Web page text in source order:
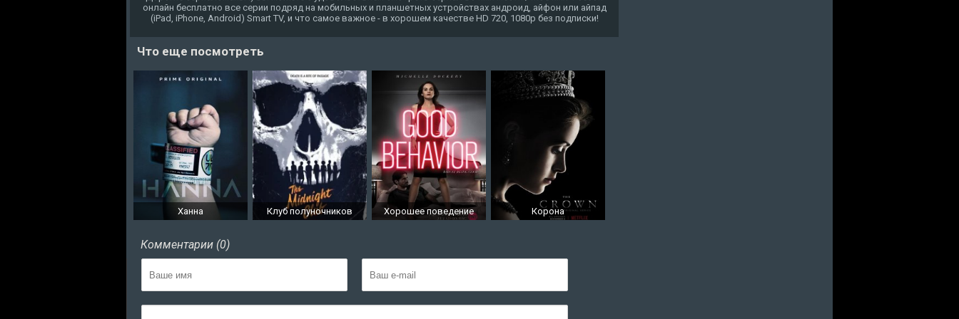
онлайн бесплатно все серии подряд на мобильных и планшетных устройствах андроид, айфон или айпад
(iPad, iPhone, Android) Smart TV, и что самое важное - в хорошем качестве HD 720, 1080p без подписки!
Что еще посмотреть
Ханна Клуб полуночников Хорошее поведение Корона
Комментарии (0)